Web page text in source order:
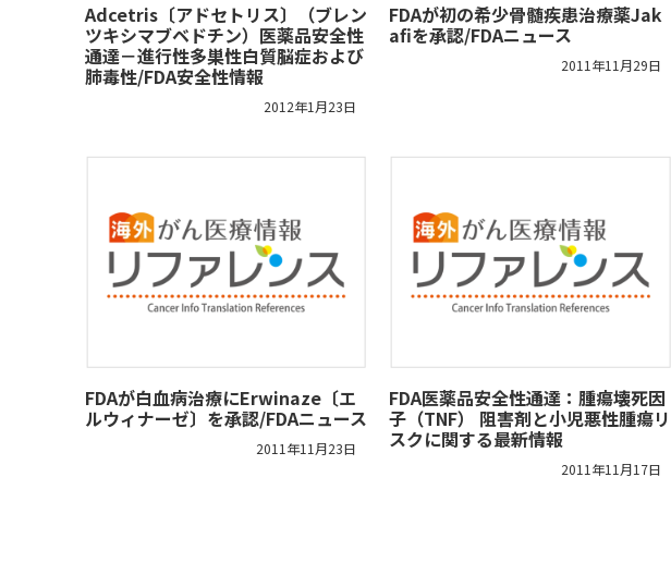
Adcetris〔アドセトリス〕（ブレン
ツキシマブベドチン）医薬品安全性
通達－進行性多巣性白質脳症および
肺毒性/FDA安全性情報
2012年1月23日
FDAが初の希少骨髄疾患治療薬Jak
afiを承認/FDAニュース
2011年11月29日
FDAが白血病治療にErwinaze〔エ
ルウィナーゼ〕を承認/FDAニュース
2011年11月23日
FDA医薬品安全性通達：腫瘍壊死因
子（TNF） 阻害剤と小児悪性腫瘍リ
スクに関する最新情報
2011年11月17日